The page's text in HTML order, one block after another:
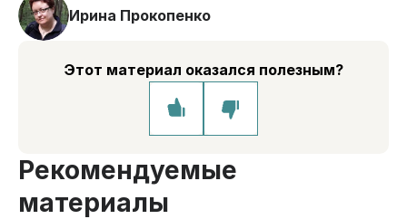
Ирина Прокопенко
Этот материал оказался полезным?
Рекомендуемые
материалы